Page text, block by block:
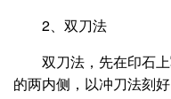
2、双刀法
双刀法，先在印石
的两内侧，以冲刀法刻